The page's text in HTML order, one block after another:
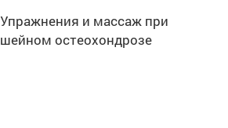
Упражнения и массаж при
шейном остеохондрозе